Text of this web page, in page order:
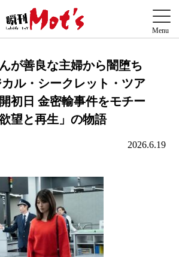
が善良な主婦から闇堕ち
ル・シークレット・ツア
初日 金密輸事件をモチー
望と再生」の物語
2026.6.19